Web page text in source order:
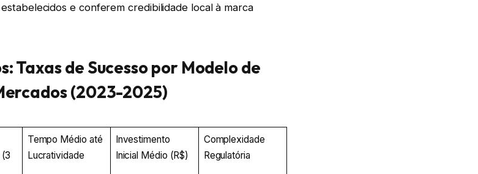
e conferem credibilidade local à marca
Taxas de Sucesso por Modelo de
(2023-2025)
Tempo Médio até
Lucratividade
Investimento
Inicial Médio (R$)
Complexidade
Regulatória